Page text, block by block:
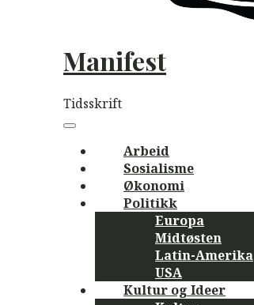
Manifest
Tidsskrift
navigation
Menu
Arbeid
Sosialisme
Økonomi
Politikk
Europa
Midtøsten
Latin-Amerika
USA
Kultur og Ideer